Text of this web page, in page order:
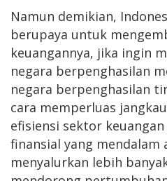
Namun demikian,
berupaya untuk
keuangannya, jika ingin
negara berpenghasilan
negara berpenghasilan
cara memperluas
efisiensi sektor
finansial yang mendalam
menyalurkan lebih